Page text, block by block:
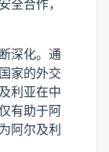
全合作，
深化。通
家的外交
利亚在中
有助于阿
阿尔及利